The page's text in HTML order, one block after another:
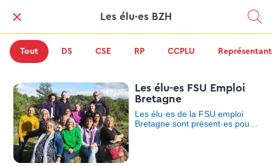
Les élu·es BZH
Tout DS CSE RP CCPLU
Les élu-es FSU Emploi
Bretagne
Les élu·es de la FSU emploi
Bretagne sont présent·es pour